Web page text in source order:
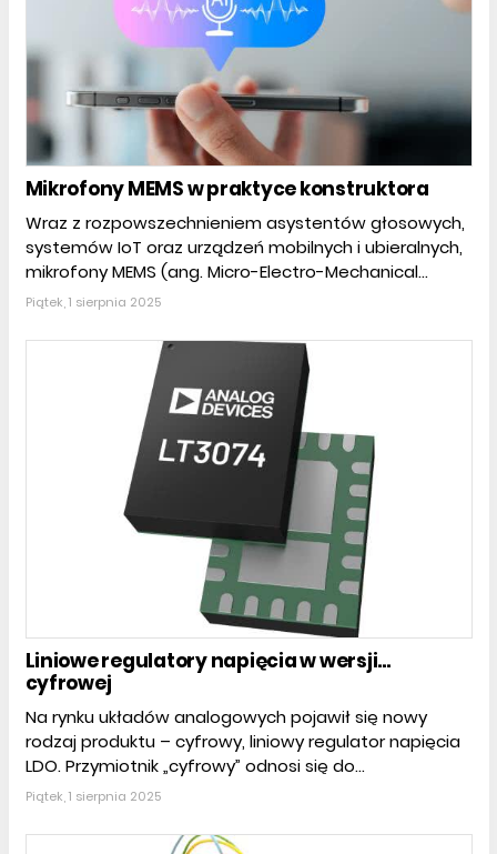
Mikrofony MEMS w praktyce konstruktora
Wraz z rozpowszechnieniem asystentów głosowych,
systemów IoT oraz urządzeń mobilnych i ubieralnych,
mikrofony MEMS (ang. Micro-Electro-Mechanical...
Piątek, 1 sierpnia 2025
Liniowe regulatory napięcia w wersji...
cyfrowej
Na rynku układów analogowych pojawił się nowy
rodzaj produktu – cyfrowy, liniowy regulator napięcia
LDO. Przymiotnik „cyfrowy” odnosi się do...
Piątek, 1 sierpnia 2025